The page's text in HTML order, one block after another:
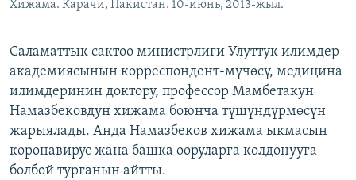
Хижама. Карачи, Пакистан. 10-июнь, 2013-жыл.
Саламаттык сактоо министрлиги Улуттук илимдер
академиясынын корреспондент-мүчөсү, медицина
илимдеринин доктору, профессор Мамбетакун
Намазбековдун хижама боюнча түшүндүрмөсүн
жарыялады. Анда Намазбеков хижама ыкмасын
коронавирус жана башка ооруларга колдонууга
болбой турганын айтты.